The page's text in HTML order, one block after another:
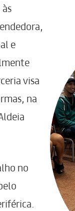
e
visa
na
no